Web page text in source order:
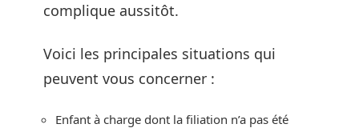
complique aussitôt.
Voici les principales situations qui
peuvent vous concerner :
Enfant à charge dont la filiation n’a pas été